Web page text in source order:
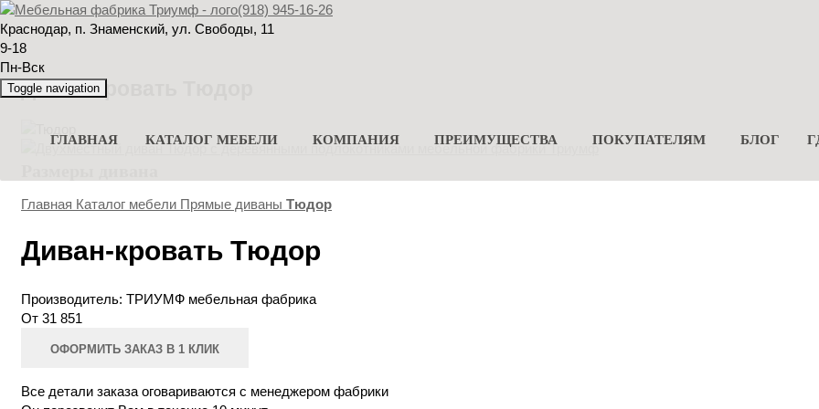
(918) 945-16-26
Краснодар, п. Знаменский, ул. Свободы, 11
9-18
Пн-Вск
Toggle navigation
ГЛАВНАЯ КАТАЛОГ МЕБЕЛИ КОМПАНИЯ ПРЕИМУЩЕСТВА ПОКУПАТЕЛЯМ БЛОГ
Диван-кровать Тюдор
Главная Каталог мебели Прямые диваны Тюдор
Диван-кровать Тюдор
Производитель: ТРИУМФ мебельная фабрика
От 31 851
ОФОРМИТЬ ЗАКАЗ В 1 КЛИК
Все детали заказа оговариваются с менеджером фабрики